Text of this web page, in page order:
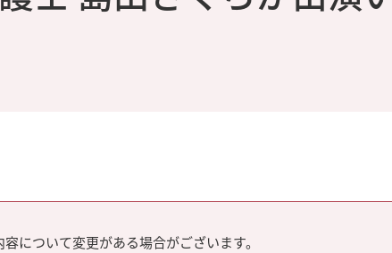
について変更がある場合がございます。